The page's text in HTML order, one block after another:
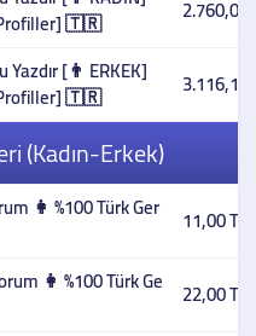
Profiller] 🇹🇷 2.760,00
[👨 ERKEK]
Profiller] 🇹🇷 3.116,10
(Kadın-Erkek)
👩 %100 Türk Ger 11,00 TL
👩 %100 Türk Ge 22,00 TL